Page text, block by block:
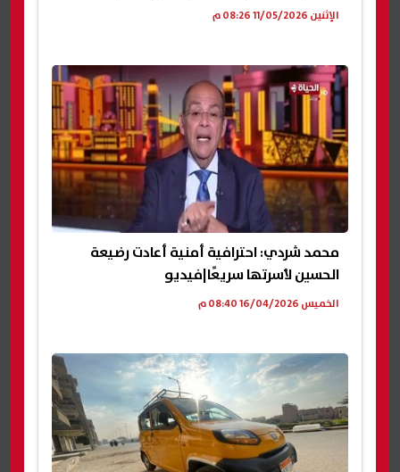
الإثنين 11/05/2026 08:26 م
محمد شردي: احترافية أمنية أعادت رضيعة
الحسين لأسرتها سريعًا|فيديو
الخميس 16/04/2026 08:40 م